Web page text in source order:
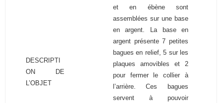
DESCRIPTI
ON DE
L’OBJET
et en ébène sont
assemblées sur une base
en argent. La base en
argent présente 7 petites
bagues en relief, 5 sur les
plaques amovibles et 2
pour fermer le collier à
l’arrière. Ces bagues
servent à pouvoir